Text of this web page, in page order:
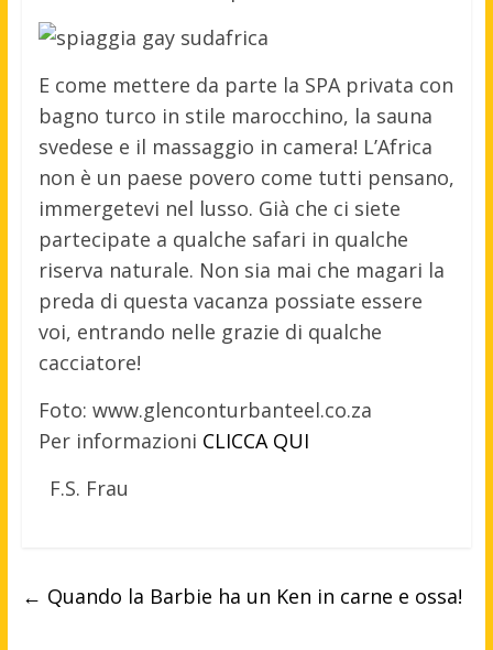
E come mettere da parte la SPA privata con
bagno turco in stile marocchino, la sauna
svedese e il massaggio in camera! L’Africa
non è un paese povero come tutti pensano,
immergetevi nel lusso. Già che ci siete
partecipate a qualche safari in qualche
riserva naturale. Non sia mai che magari la
preda di questa vacanza possiate essere
voi, entrando nelle grazie di qualche
cacciatore!
Foto: www.glenconturbanteel.co.za
Per informazioni CLICCA QUI
F.S. Frau
← Quando la Barbie ha un Ken in carne e ossa!